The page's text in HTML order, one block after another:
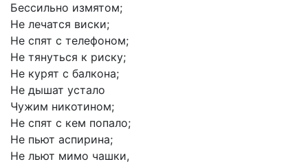
Бессильно измятом;
Не лечатся виски;
Не спят с телефоном;
Не тянуться к риску;
Не курят с балкона;
Не дышат устало
Чужим никотином;
Не спят с кем попало;
Не пьют аспирина;
Не льют мимо чашки,